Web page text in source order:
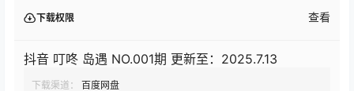
下载权限 查看
抖音 叮咚 岛遇 NO.001期 更新至：2025.7.13
下载渠道： 百度网盘